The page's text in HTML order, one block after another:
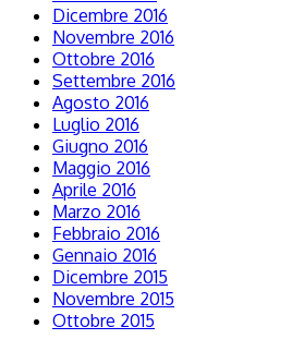
Dicembre 2016
Novembre 2016
Ottobre 2016
Settembre 2016
Agosto 2016
Luglio 2016
Giugno 2016
Maggio 2016
Aprile 2016
Marzo 2016
Febbraio 2016
Gennaio 2016
Dicembre 2015
Novembre 2015
Ottobre 2015